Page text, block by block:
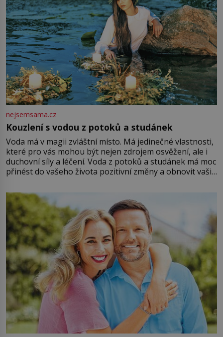
nejsemsama.cz
Kouzlení s vodou z potoků a studánek
Voda má v magii zvláštní místo. Má jedinečné vlastnosti,
které pro vás mohou být nejen zdrojem osvěžení, ale i
duchovní síly a léčení. Voda z potoků a studánek má moc
přinést do vašeho života pozitivní změny a obnovit vaši
můžete obohatit své rituály a přinést do svého života
větší harmonii a klid. Je důležité